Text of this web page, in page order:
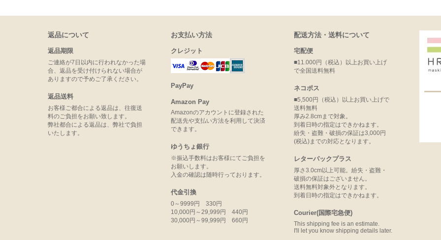
返品について
返品期限
ご連絡が7日以内に行われなかった場
合、返品を受け付けられない場合が
ありますので予めご了承ください。
返品送料
お客様ご都合による返品は、往復送
料のご負担をお願い致します。
弊社都合による返品は、弊社で負担
いたします。
お支払い方法
クレジット
PayPay
Amazon Pay
Amazonのアカウントに登録された
配送先や支払い方法を利用して決済
できます。
ゆうちょ銀行
※振込手数料はお客様にてご負担を
お願いします。
入金の確認は随時行っております。
代金引換
0～9999円 330円
10,000円～29,999円 440円
30,000円～99,999円 660円
配送方法・送料について
宅配便
■11.000円（税込）以上お買い上げ
で全国送料無料
ネコポス
■5,500円（税込）以上お買い上げで
送料無料
厚み2.8cmまで対象。
到着日時の指定はできかねます。
紛失・盗難・破損の保証は3,000円
(税込)までの対応となります。
レターパックプラス
厚さ3.0cm以上可能。紛失・盗難・
破損の保証はございません。
送料無料対象外となります。
到着日時の指定はできかねます。
Courier(国際宅急便)
This shipping fee is an estimate.
I'll let you know shipping details later.